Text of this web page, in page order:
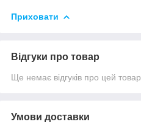
Приховати
Відгуки про товар
Ще немає відгуків про цей товар
Умови доставки